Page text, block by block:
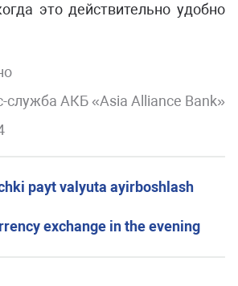
это действительно удобно
служба АКБ «Asia Alliance Bank»
payt valyuta ayirboshlash
exchange in the evening